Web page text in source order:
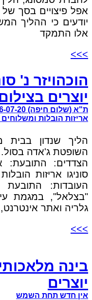
יודעים כי ההליך
אלו התמקד
>>>
הוכהויזר נ'
יוצרים
אריזות הובלות ומשלוחים
הליך שנדון
סוניגו אריזות
העובדות: התובעת
"בצלאל", במגמת
גלריה ואתר
>>>
בינה
יוצרים
אין חדש תחת השמש